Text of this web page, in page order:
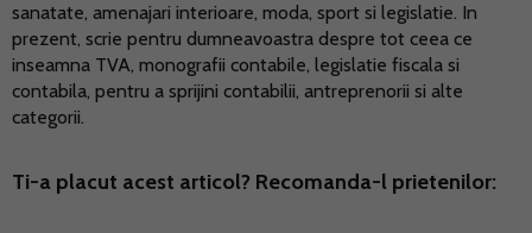
sanatate, amenajari interioare, moda, sport si legislatie. In
prezent, scrie pentru dumneavoastra despre tot ceea ce
inseamna TVA, monografii contabile, legislatie fiscala si
contabila, pentru a sprijini contabilii, antreprenorii si alte
categorii.
Ti-a placut acest articol? Recomanda-l prietenilor: